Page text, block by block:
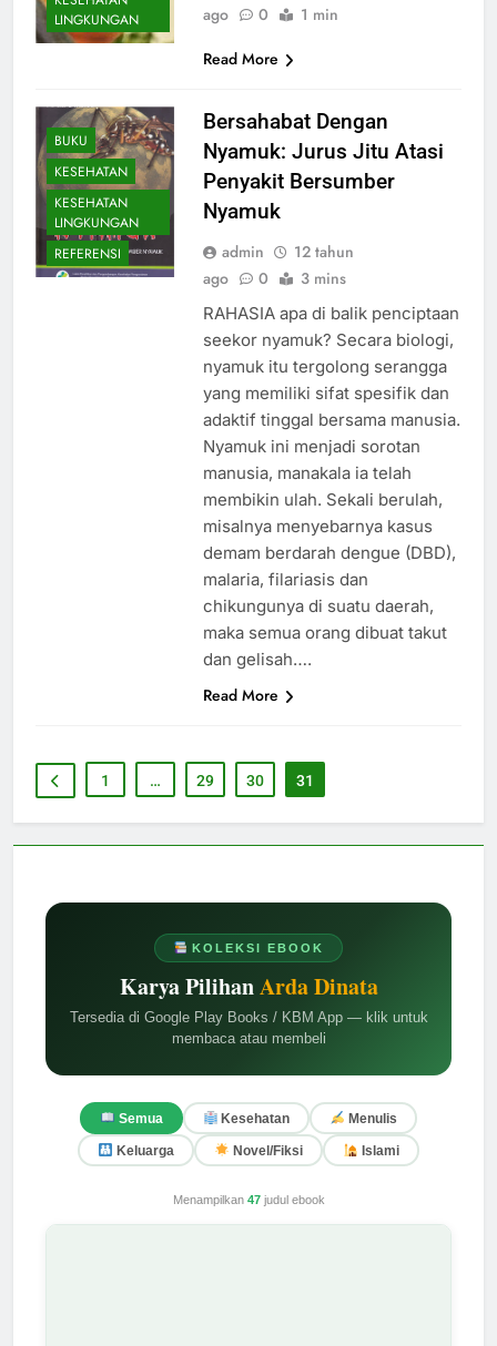
KOLEKSI EBOOK
Karya PilihanArda Dinata
Tersedia di Google Play Books / KBM App — klik untuk
membaca atau membeli
Semua Kesehatan Menulis
Keluarga Novel/Fiksi Islami
Menampilkan 47judul ebook
LINGKUNGAN
ago
0
1 min
Read More
BUKU
KESEHATAN
KESEHATAN
LINGKUNGAN
REFERENSI
Bersahabat Dengan
Nyamuk: Jurus Jitu Atasi
Penyakit Bersumber
Nyamuk
admin
12 tahun
ago
0 3 mins
RAHASIA apa di balik penciptaan
seekor nyamuk? Secara biologi,
nyamuk itu tergolong serangga
yang memiliki sifat spesifik dan
adaktif tinggal bersama manusia.
Nyamuk ini menjadi sorotan
manusia, manakala ia telah
membikin ulah. Sekali berulah,
misalnya menyebarnya kasus
demam berdarah dengue (DBD),
malaria, filariasis dan
chikungunya di suatu daerah,
maka semua orang dibuat takut
dan gelisah….
Read More
1 … 29 30 31